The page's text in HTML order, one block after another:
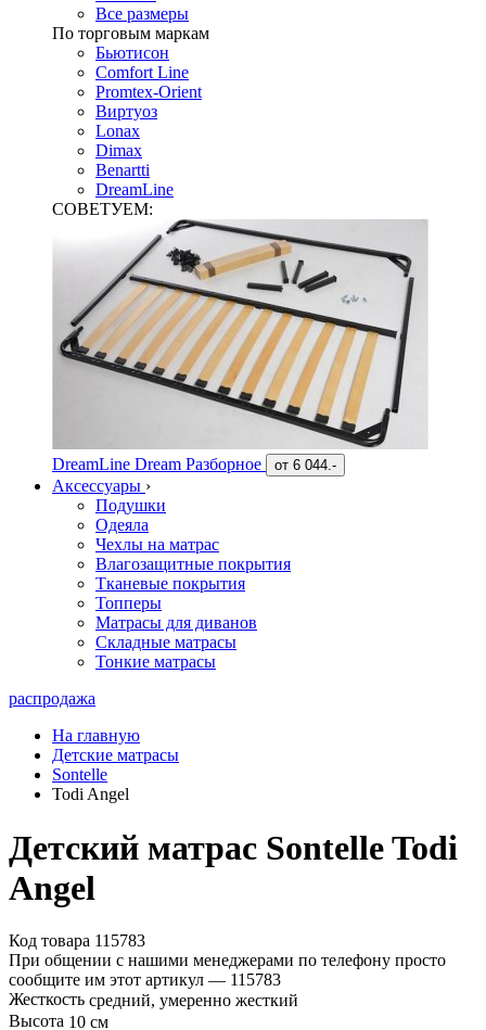
Все размеры
По торговым маркам
Бьютисон
Comfort Line
Promtex-Orient
Виртуоз
Lonax
Dimax
Benartti
DreamLine
СОВЕТУЕМ:
DreamLine Dream Разборное от 6 044.-
Аксессуары ›
Подушки
Одеяла
Чехлы на матрас
Влагозащитные покрытия
Тканевые покрытия
Топперы
Матрасы для диванов
Складные матрасы
Тонкие матрасы
распродажа
На главную
Детские матрасы
Sontelle
Todi Angel
Детский матрас Sontelle Todi
Angel
Код товара 115783
При общении с нашими менеджерами по телефону просто
сообщите им этот артикул — 115783
Жесткость средний, умеренно жесткий
Высота 10 см